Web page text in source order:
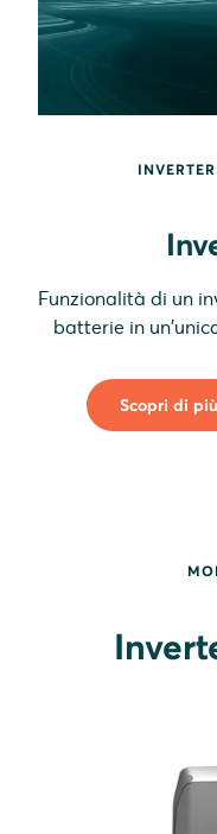
Funzionalità di un
batterie in
Scopri di più